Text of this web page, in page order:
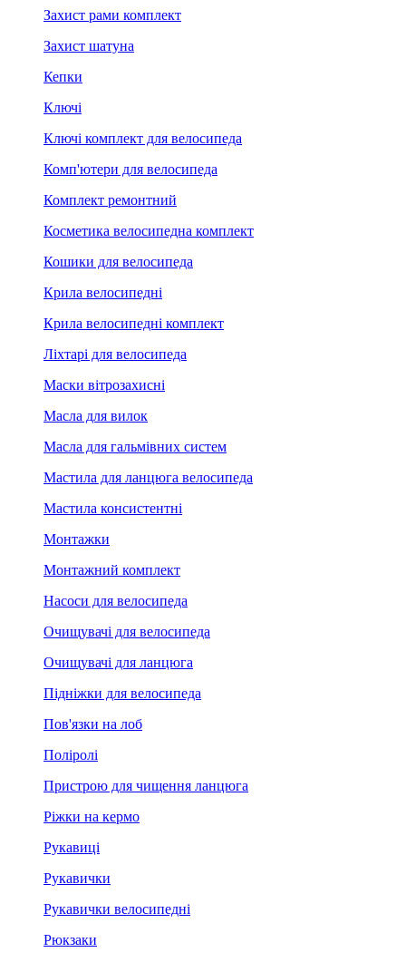
Захист рами комплект
Захист шатуна
Кепки
Ключі
Ключі комплект для велосипеда
Комп'ютери для велосипеда
Комплект ремонтний
Косметика велосипедна комплект
Кошики для велосипеда
Крила велосипедні
Крила велосипедні комплект
Ліхтарі для велосипеда
Маски вітрозахисні
Масла для вилок
Масла для гальмівних систем
Мастила для ланцюга велосипеда
Мастила консистентні
Монтажки
Монтажний комплект
Насоси для велосипеда
Очищувачі для велосипеда
Очищувачі для ланцюга
Підніжки для велосипеда
Пов'язки на лоб
Поліролі
Пристрою для чищення ланцюга
Ріжки на кермо
Рукавиці
Рукавички
Рукавички велосипедні
Рюкзаки